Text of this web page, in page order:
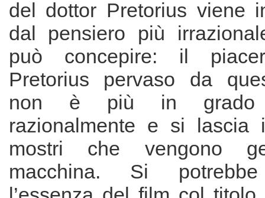
del dottor Pretorius viene
dal pensiero più
può concepire: il
Pretorius pervaso da
non è più in grado
razionalmente e si lascia
mostri che vengono
macchina. Si potrebbe